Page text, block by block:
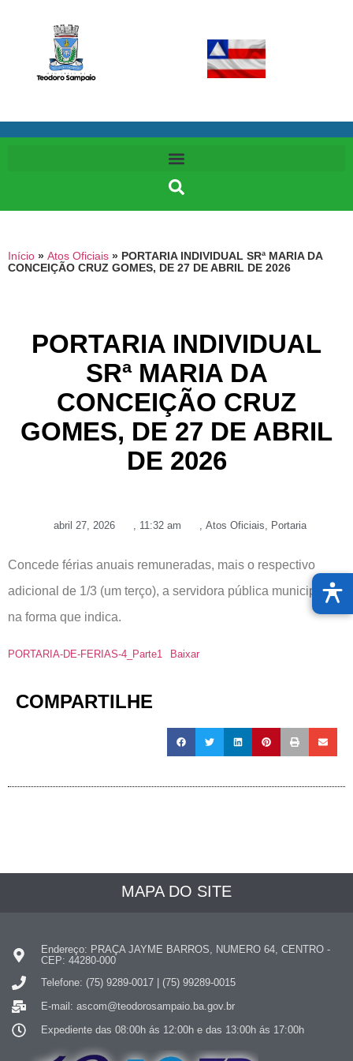
Início » Atos Oficiais » PORTARIA INDIVIDUAL SRª MARIA DA
CONCEIÇÃO CRUZ GOMES, DE 27 DE ABRIL DE 2026
PORTARIA INDIVIDUAL
SRª MARIA DA
CONCEIÇÃO CRUZ
GOMES, DE 27 DE ABRIL
DE 2026
abril 27, 2026 , 11:32 am , Atos Oficiais, Portaria
Concede férias anuais remuneradas, mais o respectivo
adicional de 1/3 (um terço), a servidora pública municipal,
na forma que indica.
PORTARIA-DE-FERIAS-4_Parte1 Baixar
COMPARTILHE
MAPA DO SITE
Endereço: PRAÇA JAYME BARROS, NUMERO 64, CENTRO -
CEP: 44280-000
Telefone: (75) 9289-0017 | (75) 99289-0015
E-mail: ascom@teodorosampaio.ba.gov.br
Expediente das 08:00h ás 12:00h e das 13:00h ás 17:00h